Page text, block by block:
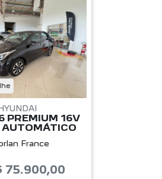
PREMIUM 16V
AUTOMÁTICO
France
75.900,00